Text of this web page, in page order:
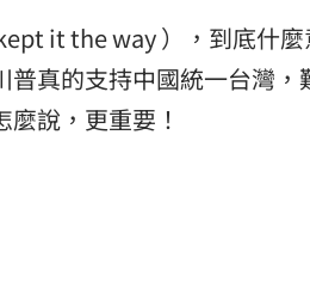
it the way ），到底什
真的支持中國統一台灣，
說，更重要！